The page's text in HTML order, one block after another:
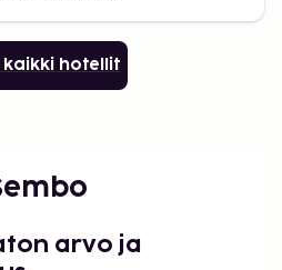
kaikki hotellit
arvo ja